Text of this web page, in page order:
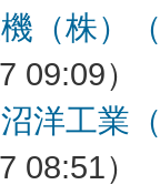
（株）
09:09）
沼洋工業
08:51）